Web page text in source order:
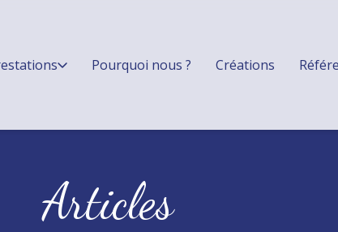
Pourquoi nous ? Créations
Articles